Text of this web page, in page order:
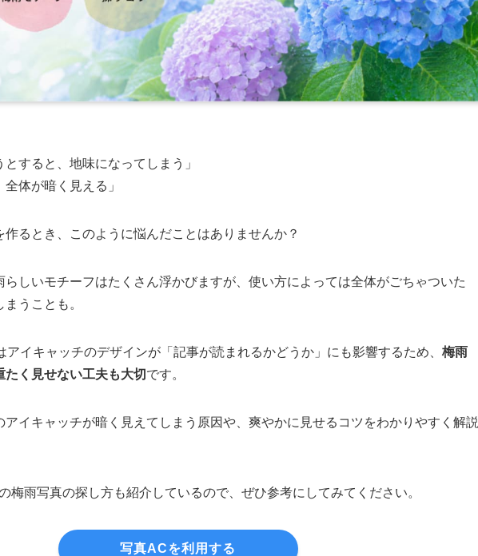
とすると、地味になってしまう」
全体が暗く見える」
るとき、このように悩んだことはありませんか？
らしいモチーフはたくさん浮かびますが、使い方によっては全体がごちゃついた
うことも。
イキャッチのデザインが「記事が読まれるかどうか」にも影響するため、 梅雨
たく見せない工夫も大切 です。
アイキャッチが暗く見えてしまう原因や、爽やかに見せるコツをわかりやすく解説
梅雨写真の探し方も紹介しているので、ぜひ参考にしてみてください。
写真ACを利用する